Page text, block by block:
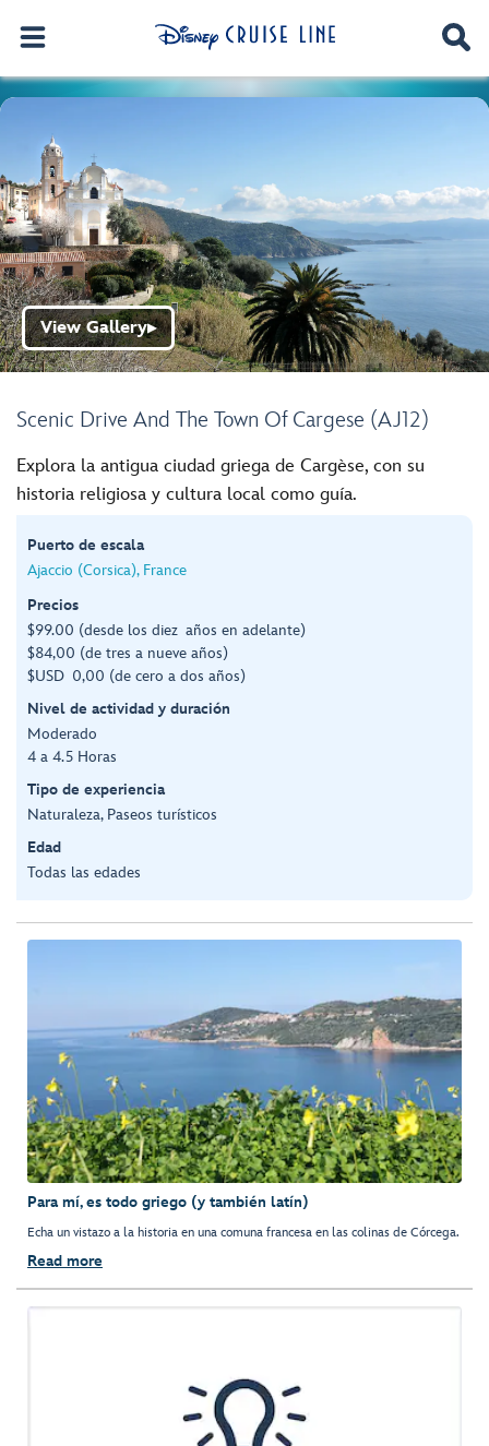
Scenic Drive And The Town Of Cargese (AJ12)
View Gallery▶
Explora la antigua ciudad griega de Cargèse, con su
historia religiosa y cultura local como guía.
Puerto de escala
Ajaccio (Corsica), France
Precios
$99.00 (desde los diez años en adelante)
$84,00 (de tres a nueve años)
$USD 0,00 (de cero a dos años)
Nivel de actividad y duración
Moderado
4 a 4.5 Horas
Tipo de experiencia
Naturaleza, Paseos turísticos
Edad
Todas las edades
Para mí, es todo griego (y también latín)
Echa un vistazo a la historia en una comuna francesa en las colinas de Córcega.
Read more